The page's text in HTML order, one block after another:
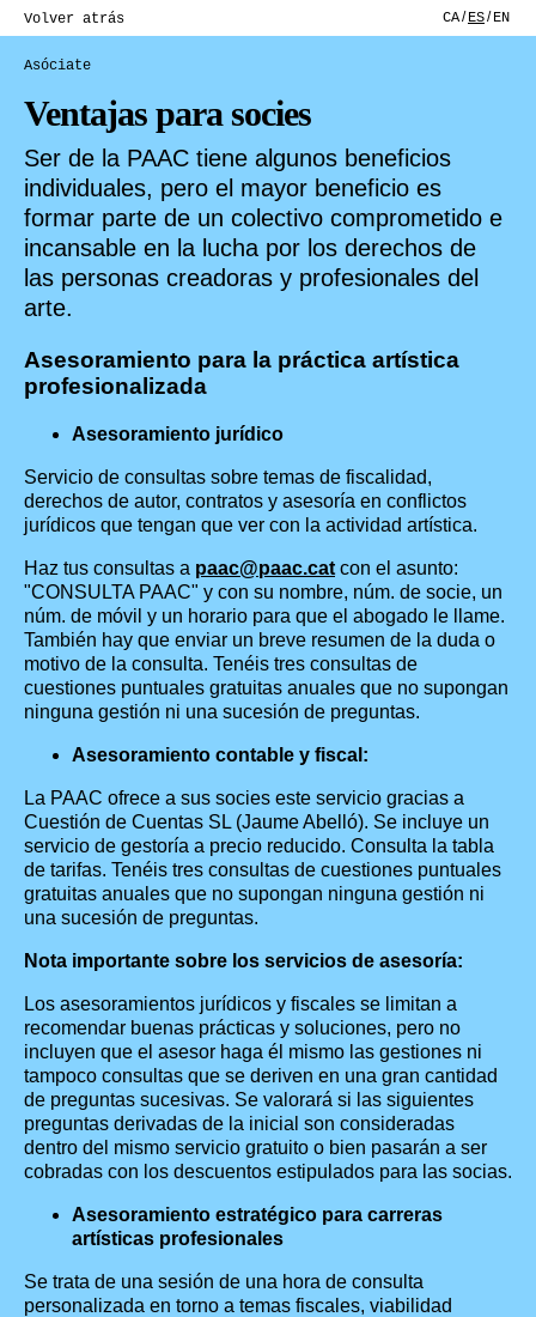
Volver atrás CA ES EN
Asóciate
Ventajas para socies
Ser de la PAAC tiene algunos beneficios
individuales, pero el mayor beneficio es
formar parte de un colectivo comprometido e
incansable en la lucha por los derechos de
las personas creadoras y profesionales del
arte.
Asesoramiento para la práctica artística
profesionalizada
Asesoramiento jurídico
Servicio de consultas sobre temas de fiscalidad,
derechos de autor, contratos y asesoría en conflictos
jurídicos que tengan que ver con la actividad artística.
Haz tus consultas a paac@paac.cat con el asunto:
"CONSULTA PAAC" y con su nombre, núm. de socie, un
núm. de móvil y un horario para que el abogado le llame.
También hay que enviar un breve resumen de la duda o
motivo de la consulta. Tenéis tres consultas de
cuestiones puntuales gratuitas anuales que no supongan
ninguna gestión ni una sucesión de preguntas.
Asesoramiento contable y fiscal:
La PAAC ofrece a sus socies este servicio gracias a
Cuestión de Cuentas SL (Jaume Abelló). Se incluye un
servicio de gestoría a precio reducido. Consulta la tabla
de tarifas. Tenéis tres consultas de cuestiones puntuales
gratuitas anuales que no supongan ninguna gestión ni
una sucesión de preguntas.
Nota importante sobre los servicios de asesoría:
Los asesoramientos jurídicos y fiscales se limitan a
recomendar buenas prácticas y soluciones, pero no
incluyen que el asesor haga él mismo las gestiones ni
tampoco consultas que se deriven en una gran cantidad
de preguntas sucesivas. Se valorará si las siguientes
preguntas derivadas de la inicial son consideradas
dentro del mismo servicio gratuito o bien pasarán a ser
cobradas con los descuentos estipulados para las socias.
Asesoramiento estratégico para carreras
artísticas profesionales
Se trata de una sesión de una hora de consulta
personalizada en torno a temas fiscales, viabilidad